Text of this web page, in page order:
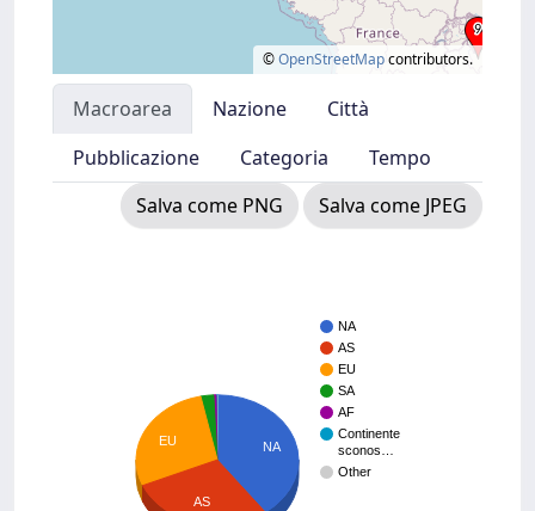
©OpenStreetMapcontributors.
Macroarea Nazione
Città
Pubblicazione
Categoria
Tempo
Salva come PNG
Salva come JPEG
NA
AS
EU
SA
AF
Continente
sconos…
Other
NA
EU
AS